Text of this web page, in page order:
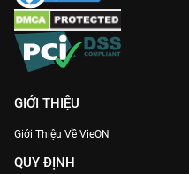
GIỚI THIỆU
Giới Thiệu Về VieON
QUY ĐỊNH